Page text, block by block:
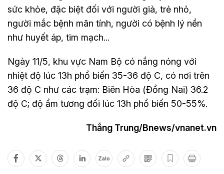
sức khỏe, đặc biệt đối với người già, trẻ nhỏ,
người mắc bệnh mãn tính, người có bệnh lý nền
như huyết áp, tim mạch...
Ngày 11/5, khu vực Nam Bộ có nắng nóng với
nhiệt độ lúc 13h phổ biến 35-36 độ C, có nơi trên
36 độ C như các trạm: Biên Hòa (Đồng Nai) 36.2
độ C; độ ẩm tương đối lúc 13h phổ biến 50-55%.
Thắng Trung/Bnews/vnanet.vn
Zalo